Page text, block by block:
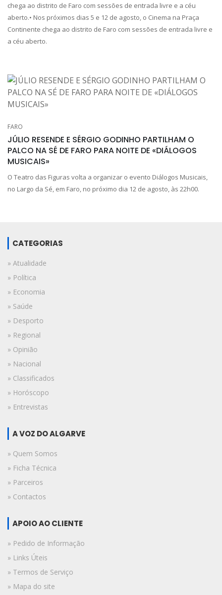
chega ao distrito de Faro com sessões de entrada livre e a céu
aberto.• Nos próximos dias 5 e 12 de agosto, o Cinema na Praça
Continente chega ao distrito de Faro com sessões de entrada livre e
a céu aberto.
FARO
JÚLIO RESENDE E SÉRGIO GODINHO PARTILHAM O
PALCO NA SÉ DE FARO PARA NOITE DE «DIÁLOGOS
MUSICAIS»
O Teatro das Figuras volta a organizar o evento Diálogos Musicais,
no Largo da Sé, em Faro, no próximo dia 12 de agosto, às 22h00.
CATEGORIAS
» Atualidade
» Política
» Economia
» Saúde
» Desporto
» Regional
» Opinião
» Nacional
» Classificados
» Horóscopo
» Entrevistas
A VOZ DO ALGARVE
» Quem Somos
» Ficha Técnica
» Parceiros
» Contactos
APOIO AO CLIENTE
» Pedido de Informação
» Links Úteis
» Termos de Serviço
» Mapa do site